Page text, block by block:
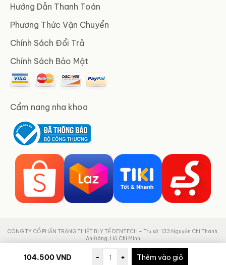
104.500VND - + Thêm vào giỏ
Hướng Dẫn Thanh Toán
Phương Thức Vận Chuyển
Chính Sách Đổi Trả
Chính Sách Bảo Mật
Cẩm nang nha khoa
CÔNG TY CỔ PHẦN TRANG THIẾT BỊ Y TẾ DENTECH – Trụ sở: 133 Nguyễn Chí Thanh,
An Đông, Hồ Chí Minh
MST: 0311691180 – Sở Kế Hoạch Đầu Tư TP.HCM cấp ngày: 10/02/2015
ĐT: 02839575577 – 02839575477